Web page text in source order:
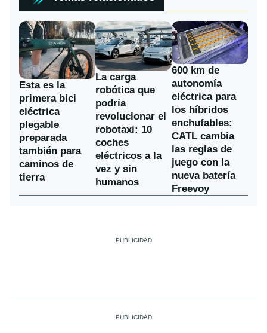
Esta es la
primera bici
eléctrica
plegable
preparada
también para
caminos de
tierra
La carga
robótica que
podría
revolucionar el
robotaxi: 10
coches
eléctricos a la
vez y sin
humanos
600 km de
autonomía
eléctrica para
los híbridos
enchufables:
CATL cambia
las reglas de
juego con la
nueva batería
Freevoy